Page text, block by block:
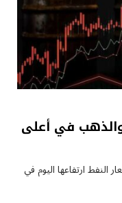
والذهب في أعلى
واصلت أسعار ⁠النفط ارتفاعها اليوم في